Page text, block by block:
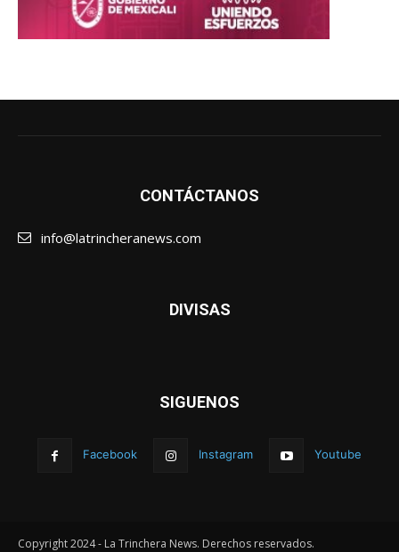
CONTÁCTANOS
info@latrincheranews.com
DIVISAS
SIGUENOS
Facebook Instagram Youtube
Copyright 2024 - La Trinchera News. Derechos reservados.